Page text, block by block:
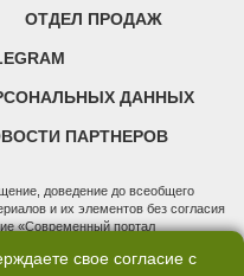
ОТДЕЛ ПРОДАЖ
ДАННЫХ
ПАРТНЕРОВ
доведение до всеобщего
и их элементов без согласия
«Современный портал
и массовых коммуникаций
свое согласие с